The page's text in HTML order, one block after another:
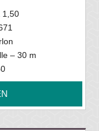
1,50
– 30 m